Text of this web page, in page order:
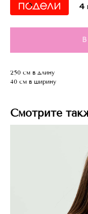
4
250 см в длину
40 см в ширину
Смотрите